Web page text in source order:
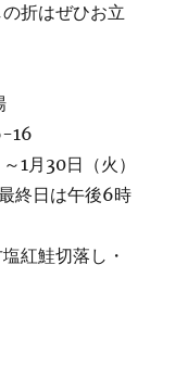
折はぜひお立
16
1月30日（火）
終日は午後6時
紅鮭切落し・